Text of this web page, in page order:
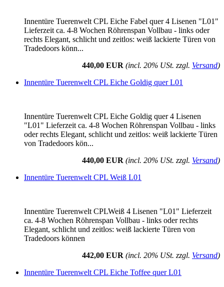
Innentüre Tuerenwelt CPL Eiche Fabel quer 4 Lisenen "L01"
Lieferzeit ca. 4-8 Wochen Röhrenspan Vollbau - links oder
rechts Elegant, schlicht und zeitlos: weiß lackierte Türen von
Tradedoors könn...
440,00 EUR (incl. 20% USt. zzgl. Versand)
Innentüre Tuerenwelt CPL Eiche Goldig quer L01
Innentüre Tuerenwelt CPL Eiche Goldig quer 4 Lisenen
"L01" Lieferzeit ca. 4-8 Wochen Röhrenspan Vollbau - links
oder rechts Elegant, schlicht und zeitlos: weiß lackierte Türen
von Tradedoors kön...
440,00 EUR (incl. 20% USt. zzgl. Versand)
Innentüre Tuerenwelt CPL Weiß L01
Innentüre Tuerenwelt CPLWeiß 4 Lisenen "L01" Lieferzeit
ca. 4-8 Wochen Röhrenspan Vollbau - links oder rechts
Elegant, schlicht und zeitlos: weiß lackierte Türen von
Tradedoors können
442,00 EUR (incl. 20% USt. zzgl. Versand)
Innentüre Tuerenwelt CPL Eiche Toffee quer L01